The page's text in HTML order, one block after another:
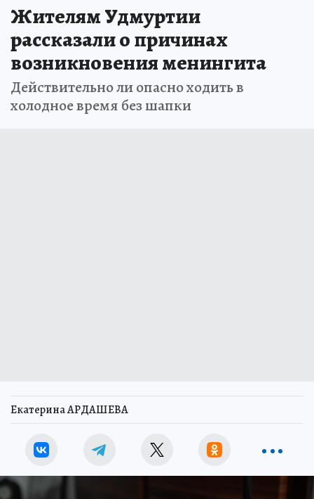
Жителям Удмуртии
рассказали о причинах
возникновения менингита
Действительно ли опасно ходить в
холодное время без шапки
Екатерина АРДАШЕВА